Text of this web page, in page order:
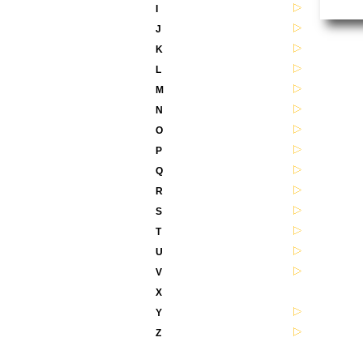
J
K
L
M
N
O
P
Q
R
S
T
U
V
X
Y
Z